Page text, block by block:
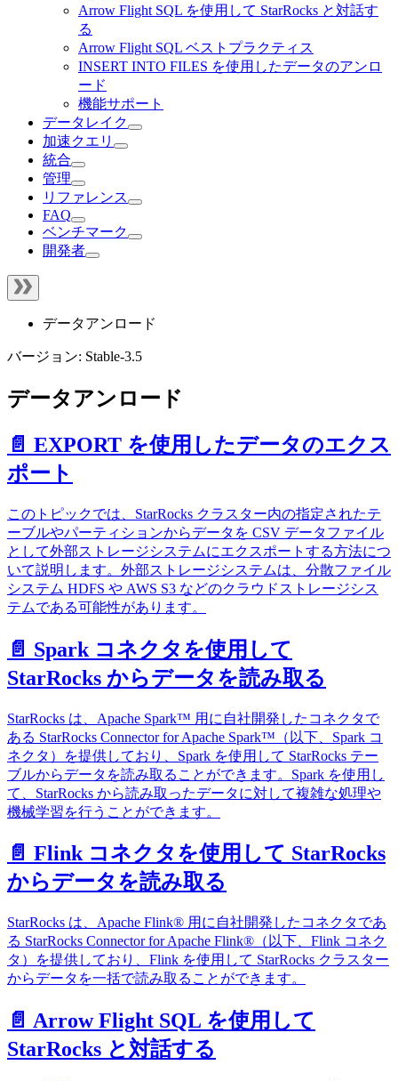
Arrow Flight SQL を使用して StarRocks と対話す
る
Arrow Flight SQL ベストプラクティス
INSERT INTO FILES を使用したデータのアンロ
ード
機能サポート
データレイク
加速クエリ
統合
管理
リファレンス
FAQ
ベンチマーク
開発者
データアンロード
バージョン: Stable-3.5
データアンロード
📄️ EXPORT を使用したデータのエクス
ポート
このトピックでは、StarRocks クラスター内の指定されたテ
ーブルやパーティションからデータを CSV データファイル
として外部ストレージシステムにエクスポートする方法につ
いて説明します。外部ストレージシステムは、分散ファイル
システム HDFS や AWS S3 などのクラウドストレージシス
テムである可能性があります。
📄️ Spark コネクタを使用して
StarRocks からデータを読み取る
StarRocks は、Apache Spark™ 用に自社開発したコネクタで
ある StarRocks Connector for Apache Spark™（以下、Spark コ
ネクタ）を提供しており、Spark を使用して StarRocks テー
ブルからデータを読み取ることができます。Spark を使用し
て、StarRocks から読み取ったデータに対して複雑な処理や
機械学習を行うことができます。
📄️ Flink コネクタを使用して StarRocks
からデータを読み取る
StarRocks は、Apache Flink® 用に自社開発したコネクタであ
る StarRocks Connector for Apache Flink®（以下、Flink コネク
タ）を提供しており、Flink を使用して StarRocks クラスター
からデータを一括で読み取ることができます。
📄️ Arrow Flight SQL を使用して
StarRocks と対話する